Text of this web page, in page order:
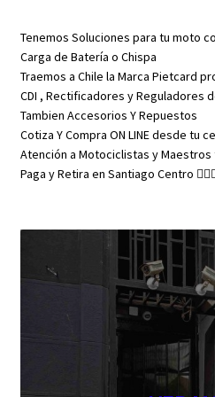
Tenemos Soluciones para tu moto
Carga de Batería o Chispa
Traemos a Chile la Marca Pietcard
CDI , Rectificadores y Reguladores
Tambien Accesorios Y Repuestos
Cotiza Y Compra ON LINE desde tu
Atención a Motociclistas y Maestros
Paga y Retira en Santiago Centro